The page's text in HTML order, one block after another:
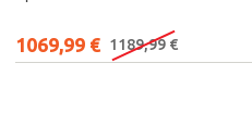
1299,99 € 1399,99 €